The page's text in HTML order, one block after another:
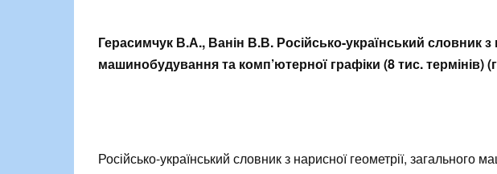
Герасимчук В.А., Ванін В.В. Російсько-український словник з
машинобудування та комп’ютерної графіки (8 тис. термінів)
Російсько-український словник з нарисної геометрії, загального